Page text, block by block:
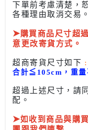
下單前考慮清楚，
各種理由取消交易。
➤購買商品尺寸超
意更改寄貨方式。
超商寄貨尺寸如下 :
合計≦ 105cm， 重
超過上述尺寸，請
配 。
➤如收到商品與購